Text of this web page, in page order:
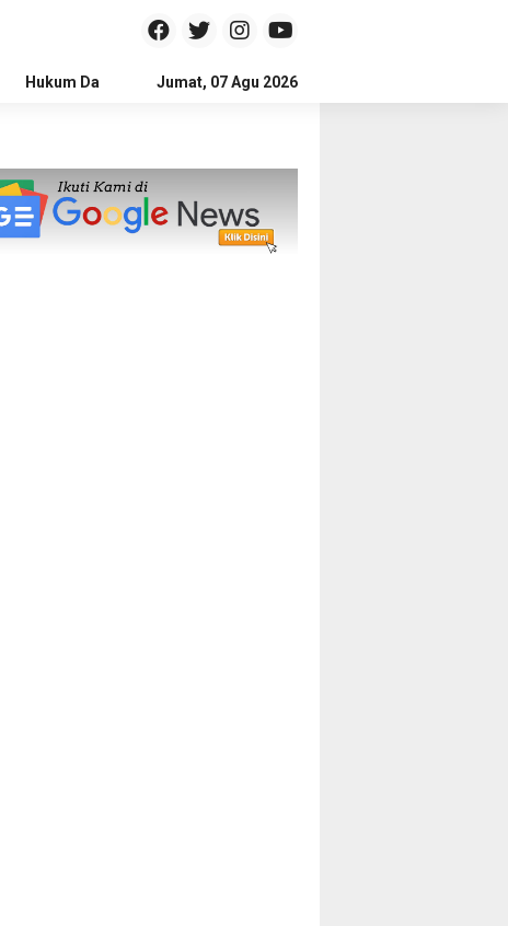
Hukum Dan Kriminal Politik Pendidikan
Jumat, 07 Agu 2026